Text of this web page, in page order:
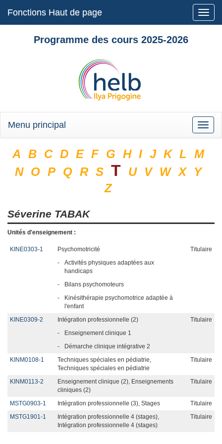
Toggle
Fonctions Haut de page
Programme des cours 2025-2026
Toggle
Menu principal
A B C D E F G H I J K L M
N
O P Q R S T U V W X
Y
Z
Séverine TABAK
Unités d'enseignement :
KINE0303-1 Psychomotricité
Titulaire
-
Activités physiques adaptées aux
handicaps
-
Bilans psychomoteurs
-
Kinésithérapie psychomotrice adaptée à
l'enfant
KINE0309-2
Intégration professionnelle (2)
Titulaire
-
Enseignement clinique 1
-
Démarche clinique intégrative 2
KINM0108-1
Techniques spéciales en pédiatrie,
Techniques spéciales en pédiatrie
Titulaire
KINM0113-2
Enseignement clinique (2), Enseignements
cliniques (2)
Titulaire
MSTG0903-1 Intégration professionnelle (3), Stages
Titulaire
MSTG1901-1
Intégration professionnelle 4 (stages),
Intégration professionnelle 4 (stages)
Titulaire